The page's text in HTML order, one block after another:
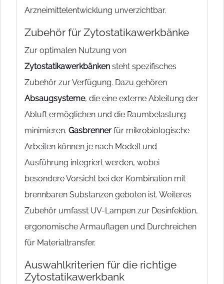
Arzneimittelentwicklung unverzichtbar.
Zubehör für Zytostatikawerkbänke
Zur optimalen Nutzung von
Zytostatikawerkbänken steht spezifisches
Zubehör zur Verfügung. Dazu gehören
Absaugsysteme, die eine externe Ableitung der
Abluft ermöglichen und die Raumbelastung
minimieren. Gasbrenner für mikrobiologische
Arbeiten können je nach Modell und
Ausführung integriert werden, wobei
besondere Vorsicht bei der Kombination mit
brennbaren Substanzen geboten ist. Weiteres
Zubehör umfasst UV-Lampen zur Desinfektion,
ergonomische Armauflagen und Durchreichen
für Materialtransfer.
Auswahlkriterien für die richtige
Zytostatikawerkbank